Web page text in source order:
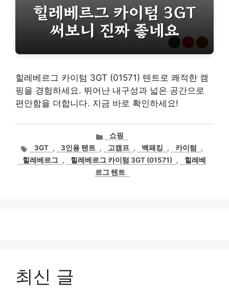
힐레베르그 카이텀 3GT (01571) 텐트로 쾌적한 캠
핑을 경험하세요. 뛰어난 내구성과 넓은 공간으로
편안함을 더합니다. 지금 바로 확인하세요!
카
테
고
리
쇼핑
태
그
3GT , 3인용 텐트 , 고캠프 , 백패킹 , 카이텀
,
힐레베르그 , 힐레베르그 카이텀 3GT (01571) ,
힐레베
르그 텐트
최신 글